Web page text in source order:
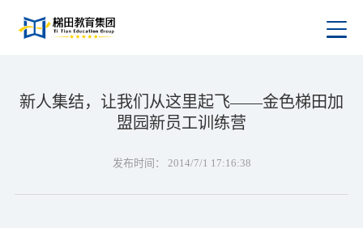
新人集结，让我们从这里起飞——金色梯田加
盟园新员工训练营
发布时间： 2014/7/1 17:16:38